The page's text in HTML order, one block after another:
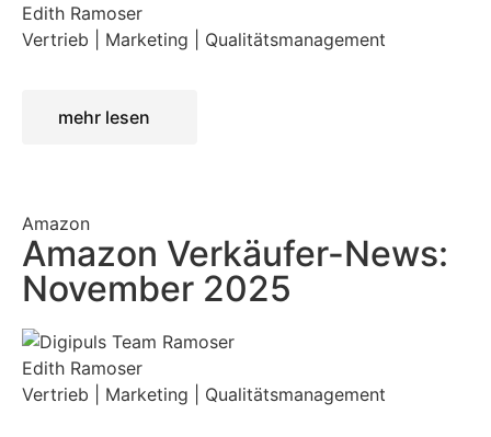
Edith Ramoser
Vertrieb | Marketing | Qualitätsmanagement
mehr lesen
Amazon
Amazon Verkäufer-News:
November 2025
Edith Ramoser
Vertrieb | Marketing | Qualitätsmanagement